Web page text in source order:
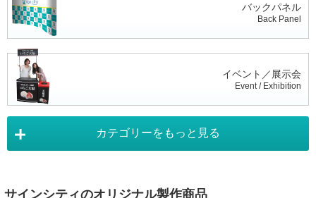
バックパネル
Back Panel
イベント／展示会
Event / Exhibition
Tapestry
カテゴリーをもっと見る
サインシティのオリジナル製作商品